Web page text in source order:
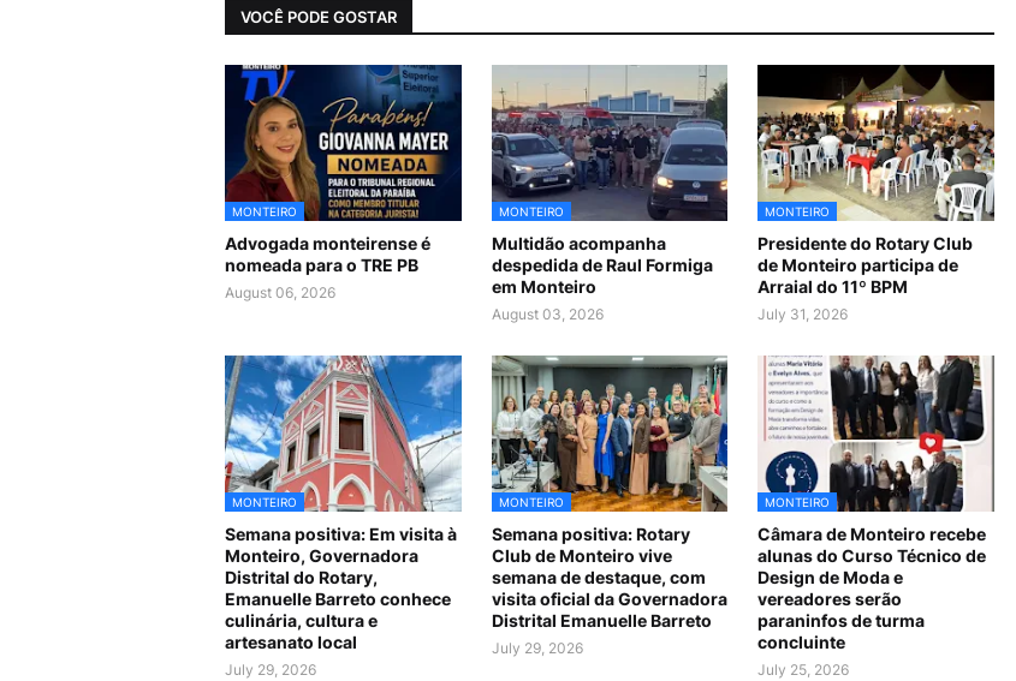
VOCÊ PODE GOSTAR
MONTEIRO
Advogada monteirense é
nomeada para o TRE PB
August 06, 2026
MONTEIRO
Multidão acompanha
despedida de Raul Formiga
em Monteiro
August 03, 2026
MONTEIRO
Presidente do Rotary Club
de Monteiro participa de
Arraial do 11º BPM
July 31, 2026
MONTEIRO
Semana positiva: Em visita à
Monteiro, Governadora
Distrital do Rotary,
Emanuelle Barreto conhece
culinária, cultura e
artesanato local
July 29, 2026
MONTEIRO
Semana positiva: Rotary
Club de Monteiro vive
semana de destaque, com
visita oficial da Governadora
Distrital Emanuelle Barreto
July 29, 2026
MONTEIRO
Câmara de Monteiro recebe
alunas do Curso Técnico de
Design de Moda e
vereadores serão
paraninfos de turma
concluinte
July 25, 2026